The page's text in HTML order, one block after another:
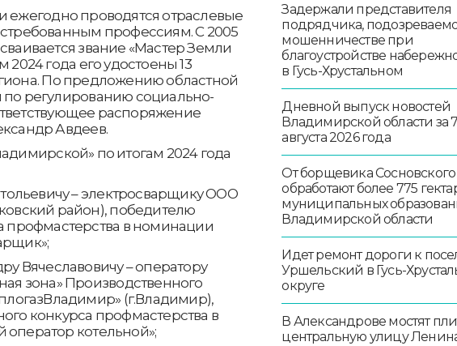
ежегодно проводятся отраслевые
профессиям. С 2005
звание «Мастер Земли
года его удостоены 13
По предложению областной
регулированию социально-
распоряжение
Авдеев.
по итогам 2024 года
– электросварщику ООО
район), победителю
профмастерства в номинации
Вячеславовичу – оператору
зона» Производственного
(г.Владимир),
конкурса профмастерства в
котельной»;
Задержали представителя
подрядчика,
мошенничестве при
благоустройстве
в Гусь-Хрустальном
Дневной выпуск новостей
Владимирской области за
августа 2026 года
От борщевика Сосновского
обработают более 775
муниципальных
Владимирской области
Идет ремонт дороги к
Уршельский в Гусь-
округе
В Александрове мостят
центральную улицу